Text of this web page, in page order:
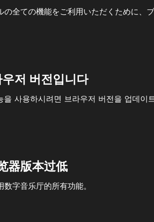
全ての機能をご利用いただくために、
저 버전입니다
사용하시려면 브라우저 버전을 업데이
器版本过低
字音乐厅的所有功能。